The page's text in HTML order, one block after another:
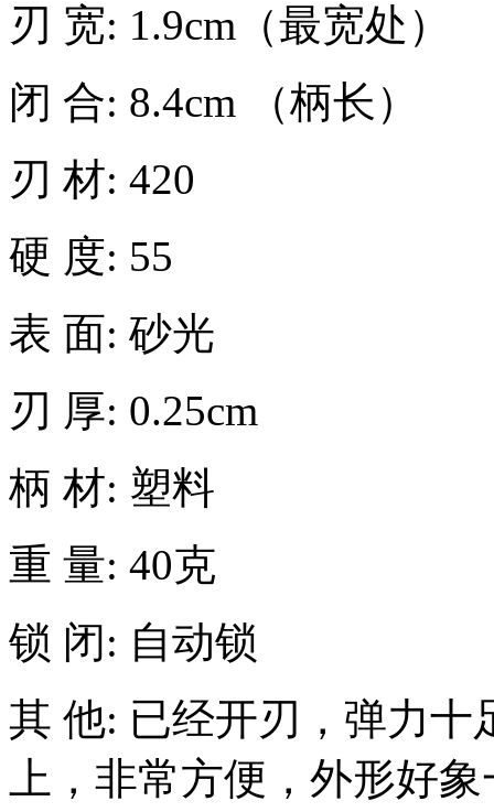
刃 宽: 1.9cm（最宽处）
闭 合: 8.4cm （柄长）
刃 材: 420
硬 度: 55
表 面: 砂光
刃 厚: 0.25cm
柄 材: 塑料
重 量: 40克
锁 闭: 自动锁
其 他: 已经开刃，弹力十
上，非常方便，外形好